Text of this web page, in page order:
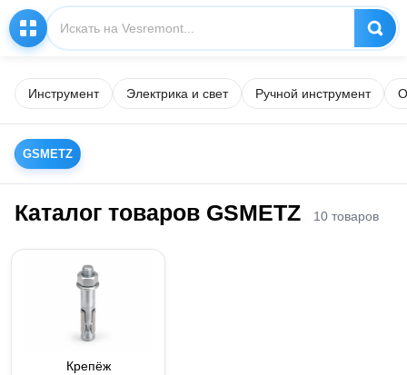
Инструмент Электрика и свет Ручной инструмент
GSMETZ
Каталог товаров GSMETZ 10 товаров
Крепёж